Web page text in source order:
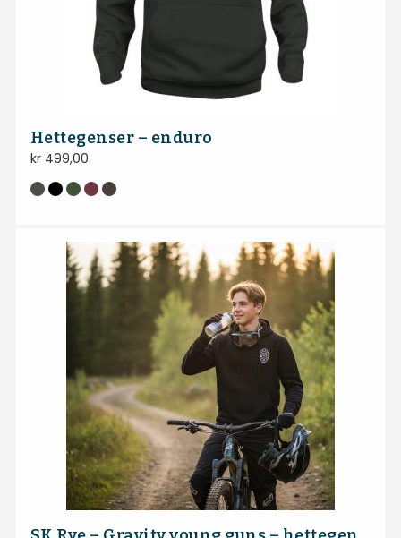
Hettegenser – enduro
kr499,00